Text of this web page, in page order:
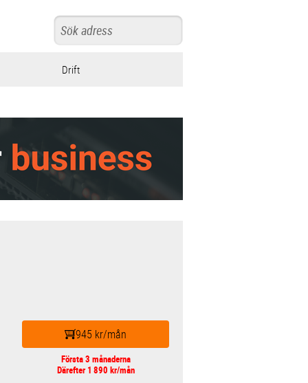
Drift
945 kr/mån
Första 3 månaderna
Därefter 1 890 kr/mån